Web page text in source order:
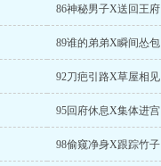
86神秘男子X送回王府
89谁的弟弟X瞬间怂包
92刀疤引路X草屋相见
95回府休息X集体进宫
98偷窥净身X跟踪竹子